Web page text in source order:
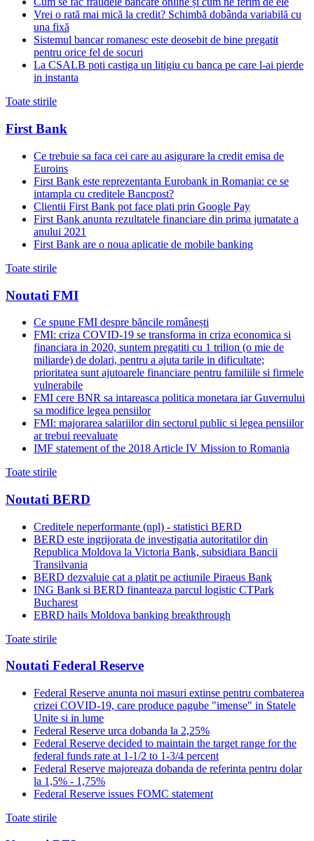
Vrei o rată mai mică la credit? Schimbă dobânda variabilă cu
una fixă
Sistemul bancar romanesc este deosebit de bine pregatit
pentru orice fel de socuri
La CSALB poti castiga un litigiu cu banca pe care l-ai pierde
in instanta
Toate stirile
First Bank
Ce trebuie sa faca cei care au asigurare la credit emisa de
Euroins
First Bank este reprezentanta Eurobank in Romania: ce se
intampla cu creditele Bancpost?
Clientii First Bank pot face plati prin Google Pay
First Bank anunta rezultatele financiare din prima jumatate a
anului 2021
First Bank are o noua aplicatie de mobile banking
Toate stirile
Noutati FMI
Ce spune FMI despre băncile românești
FMI: criza COVID-19 se transforma in criza economica si
financiara in 2020, suntem pregatiti cu 1 trilion (o mie de
miliarde) de dolari, pentru a ajuta tarile in dificultate;
prioritatea sunt ajutoarele financiare pentru familiile si firmele
vulnerabile
FMI cere BNR sa intareasca politica monetara iar Guvernului
sa modifice legea pensiilor
FMI: majorarea salariilor din sectorul public si legea pensiilor
ar trebui reevaluate
IMF statement of the 2018 Article IV Mission to Romania
Toate stirile
Noutati BERD
Creditele neperformante (npl) - statistici BERD
BERD este ingrijorata de investigatia autoritatilor din
Republica Moldova la Victoria Bank, subsidiara Bancii
Transilvania
BERD dezvaluie cat a platit pe actiunile Piraeus Bank
ING Bank si BERD finanteaza parcul logistic CTPark
Bucharest
EBRD hails Moldova banking breakthrough
Toate stirile
Noutati Federal Reserve
Federal Reserve anunta noi masuri extinse pentru combaterea
crizei COVID-19, care produce pagube "imense" in Statele
Unite si in lume
Federal Reserve urca dobanda la 2,25%
Federal Reserve decided to maintain the target range for the
federal funds rate at 1-1/2 to 1-3/4 percent
Federal Reserve majoreaza dobanda de referinta pentru dolar
la 1,5% - 1,75%
Federal Reserve issues FOMC statement
Toate stirile